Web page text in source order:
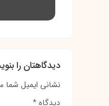
دیدگاهتان را
نشانی ایمیل شما
دیدگاه *